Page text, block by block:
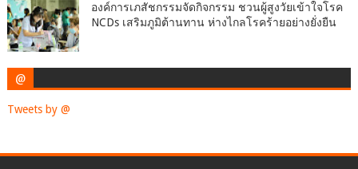
องค์การเภสัชกรรมจัดกิจกรรม ชวนผู้สูงวัยเข้าใจโรค
NCDs เสริมภูมิต้านทาน ห่างไกลโรคร้ายอย่างยั่งยืน
@
Tweets by @